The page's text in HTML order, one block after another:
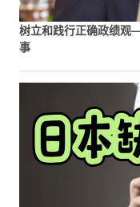
树立和践行正确政绩
事